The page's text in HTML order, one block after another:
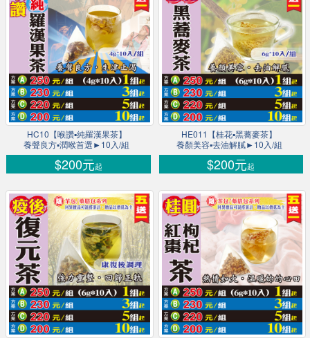
HC10【喉讚▪純羅漢果茶】
養聲良方▪潤喉首選►10入/組
$200元起
HE011【桂花▪黑蕎麥茶】
養顏美容▪去油解膩►10入/組
$200元起